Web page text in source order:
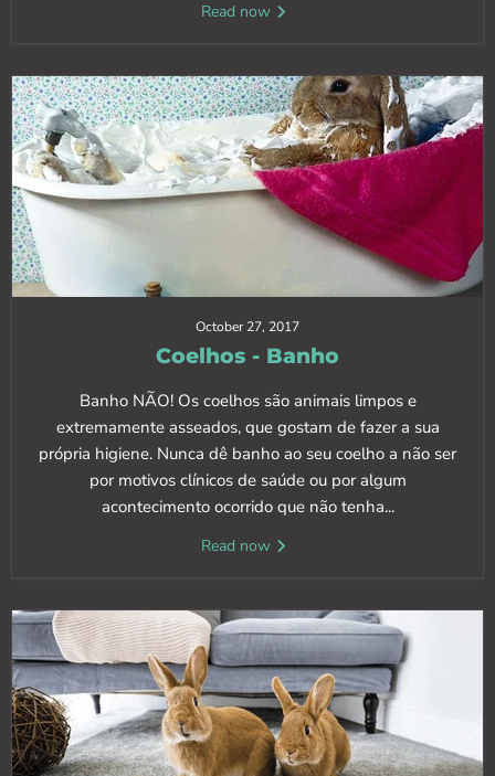
Read now
October 27, 2017
Coelhos - Banho
Banho NÃO! Os coelhos são animais limpos e
extremamente asseados, que gostam de fazer a sua
própria higiene. Nunca dê banho ao seu coelho a não ser
por motivos clínicos de saúde ou por algum
acontecimento ocorrido que não tenha...
Read now